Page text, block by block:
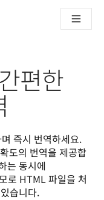
및 통합 기능을 위한
와의 대담
는 방법
폼까지
편한
즉시 번역하세요.
도의 번역을 제공합
는 동시에
로 HTML 파일을 처
습니다.